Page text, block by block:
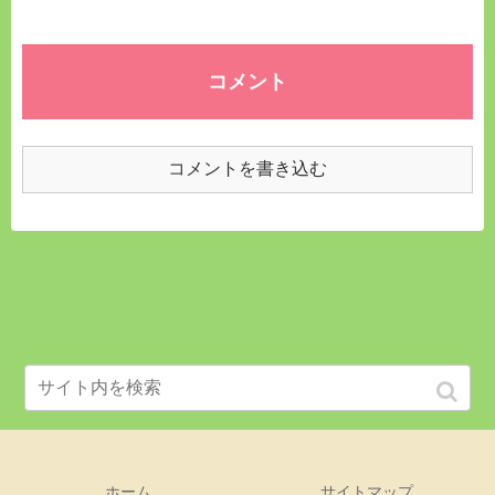
コメント
コメントを書き込む
ホーム サイトマップ